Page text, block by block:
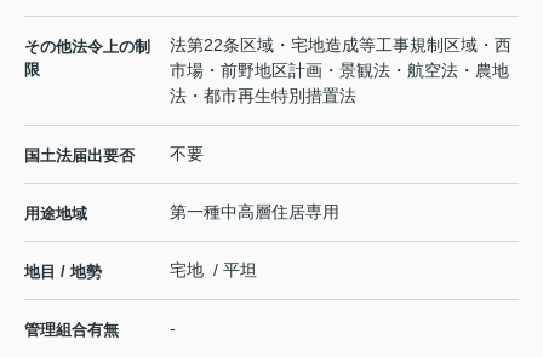
その他法令上の制
限
法第22条区域・宅地造成等工事規制区域・西
市場・前野地区計画・景観法・航空法・農地
法・都市再生特別措置法
国土法届出要否 不要
用途地域 第一種中高層住居専用
地目 / 地勢 宅地 / 平坦
管理組合有無 -